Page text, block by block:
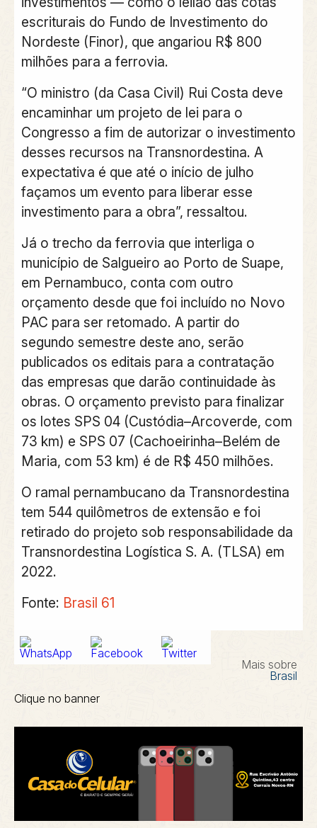
escriturais do Fundo de Investimento do
Nordeste (Finor), que angariou R$ 800
milhões para a ferrovia.
“O ministro (da Casa Civil) Rui Costa deve
encaminhar um projeto de lei para o
Congresso a fim de autorizar o investimento
desses recursos na Transnordestina. A
expectativa é que até o início de julho
façamos um evento para liberar esse
investimento para a obra”, ressaltou.
Já o trecho da ferrovia que interliga o
município de Salgueiro ao Porto de Suape,
em Pernambuco, conta com outro
orçamento desde que foi incluído no Novo
PAC para ser retomado. A partir do
segundo semestre deste ano, serão
publicados os editais para a contratação
das empresas que darão continuidade às
obras. O orçamento previsto para finalizar
os lotes SPS 04 (Custódia–Arcoverde, com
73 km) e SPS 07 (Cachoeirinha–Belém de
Maria, com 53 km) é de R$ 450 milhões.
O ramal pernambucano da Transnordestina
tem 544 quilômetros de extensão e foi
retirado do projeto sob responsabilidade da
Transnordestina Logística S. A. (TLSA) em
2022.
Fonte: Brasil 61
Mais sobre
Brasil
Clique no banner